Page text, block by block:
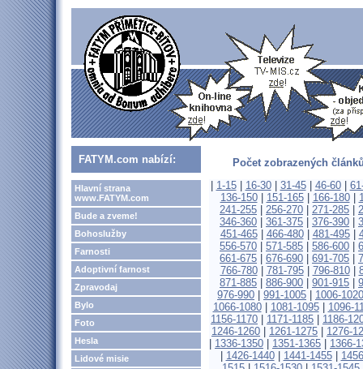
FATYM.com nabízí:
Hlavní strana
www.FATYM.com
Bude a zveme!
Bohoslužby
Farnosti
Adoptivní farnost
Zpravodaj
Bylo
Foto
Hesla
Lidové misie
Počet zobrazených
1-15| 16-30| 31-45| 46-60|
136-150| 151-165| 166-180|
241-255
256-270 271-285
346-360
361-375 376-390
451-465| 466-480| 481-495|
556-570
571-585 586-600
661-675
676-690 691-705
766-780| 781-795| 796-810|
871-885
886-900 901-915
976-990
991-1005
1006-1020
1066-1080| 1081-1095| 1096-
1156-1170
1171-1185
1186-
1246-1260
1261-1275
1276-
1336-1350 1351-1365
1366-
1426-1440| 1441-1455|